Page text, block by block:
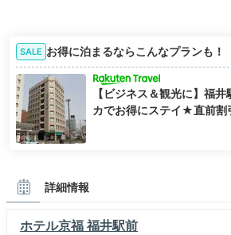
SALE お得に泊まるならこんなプランも！
【ビジネス＆観光に】福
カでお得にステイ★直前割
詳細情報
ホテル京福 福井駅前